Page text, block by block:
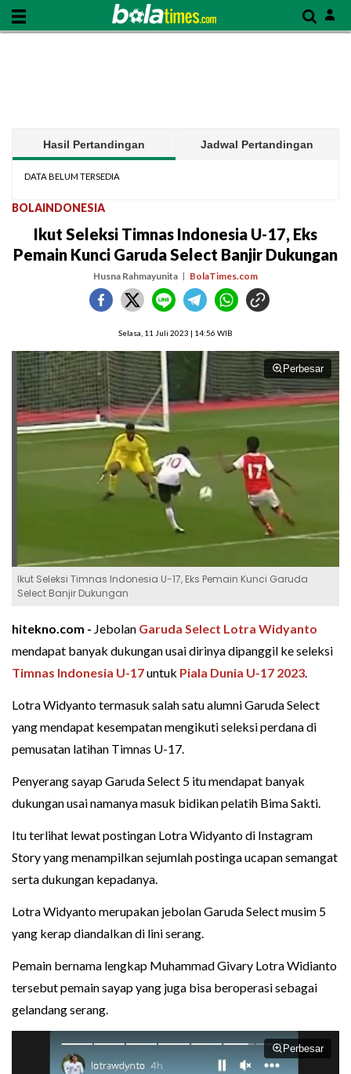
Hasil Pertandingan Jadwal Pertandingan
DATA BELUM TERSEDIA
BOLAINDONESIA
Ikut Seleksi Timnas Indonesia U-17, Eks
Pemain Kunci Garuda Select Banjir Dukungan
Husna Rahmayunita BolaTimes.com
Selasa, 11 Juli 2023 | 14:56 WIB
Perbesar
Ikut Seleksi Timnas Indonesia U-17, Eks Pemain Kunci Garuda
Select Banjir Dukungan
hitekno.com - Jebolan Garuda Select Lotra Widyanto
mendapat banyak dukungan usai dirinya dipanggil ke seleksi
Timnas Indonesia U-17untuk Piala Dunia U-17 2023.
Lotra Widyanto termasuk salah satu alumni Garuda Select
yang mendapat kesempatan mengikuti seleksi perdana di
pemusatan latihan Timnas U-17.
Penyerang sayap Garuda Select 5 itu mendapat banyak
dukungan usai namanya masuk bidikan pelatih Bima Sakti.
Itu terlihat lewat postingan Lotra Widyanto di Instagram
Story yang menampilkan sejumlah postinga ucapan semangat
serta dukungan kepadanya.
Lotra Widyanto merupakan jebolan Garuda Select musim 5
yang kerap diandalkan di lini serang.
Pemain bernama lengkap Muhammad Givary Lotra Widianto
tersebut pemain sayap yang juga bisa beroperasi sebagai
gelandang serang.
Perbesar